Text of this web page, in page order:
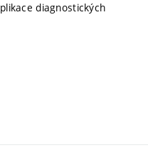
diagnostických